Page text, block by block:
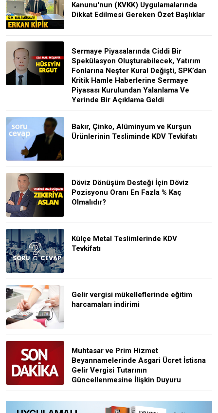
Kanunu'nun (KVKK) Uygulamalarında
Dikkat Edilmesi Gereken Özet Başlıklar
Sermaye Piyasalarında Ciddi Bir
Spekülasyon Oluşturabilecek, Yatırım
Fonlarına Neşter Kural Değişti, SPK’dan
Kritik Hamle Haberlerine Sermaye
Piyasası Kurulundan Yalanlama Ve
Yerinde Bir Açıklama Geldi
Bakır, Çinko, Alüminyum ve Kurşun
Ürünlerinin Tesliminde KDV Tevkifatı
Döviz Dönüşüm Desteği İçin Döviz
Pozisyonu Oranı En Fazla % Kaç
Olmalıdır?
Külçe Metal Teslimlerinde KDV
Tevkifatı
Gelir vergisi mükelleflerinde eğitim
harcamaları indirimi
Muhtasar ve Prim Hizmet
Beyannamelerinde Asgari Ücret İstisna
Gelir Vergisi Tutarının
Güncellenmesine İlişkin Duyuru